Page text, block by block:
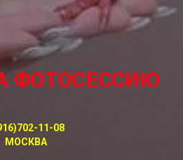
ФОТОСЕССИЮ
11-08
МОСКВА